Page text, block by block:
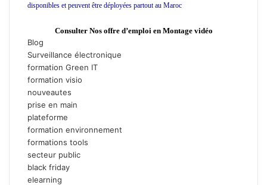
disponibles et peuvent être déployées partout au Maroc
Consulter Nos offre d’emploi en Montage vidéo
Blog
Surveillance électronique
formation Green IT
formation visio
nouveautes
prise en main
plateforme
formation environnement
formations tools
secteur public
black friday
elearning